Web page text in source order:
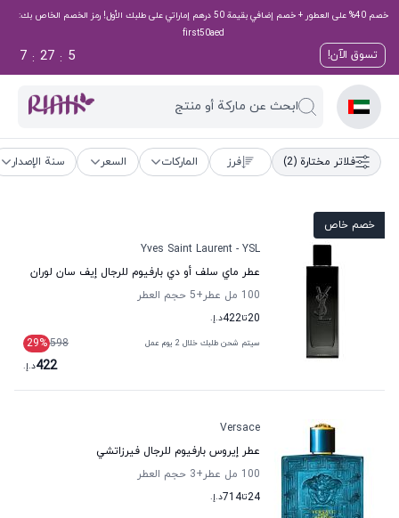
خصم 40% على العطور + خصم إضافي بقيمة 50 درهم إماراتي على طلبك الأول! رمز الخصم الخاص بك:
first50aed
تسوق الآن! 4
:
27
:
7
ابحث عن ماركة أو منتج
فلاتر مختارة (2) فرز الماركات السعر سنة الإصدار
خصم خاص
Yves Saint Laurent - YSL
عطر ماي سلف أو دي بارفيوم للرجال إيف سان لوران
100 مل عطر
+5
حجم العطر
20تا422د.إ.
سيتم شحن طلبك خلال 2 يوم عمل 598
29%
422د.إ.
Versace
عطر إيروس بارفيوم للرجال فيرزاتشي
100 مل عطر
+3
حجم العطر
24تا714د.إ.